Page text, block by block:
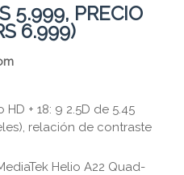
5.999, PRECIO
6.999)
+ 18: 9 2.5D de 5.45
relación de contraste
Helio A22 Quad-